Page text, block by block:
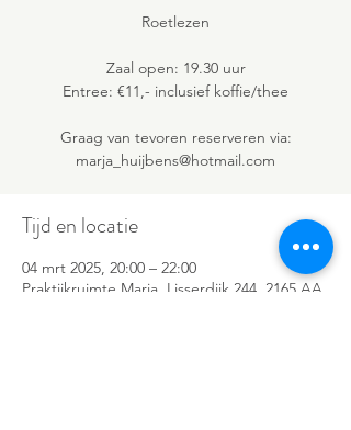
Roetlezen
Zaal open: 19.30 uur
Entree: €11,- inclusief koffie/thee
Graag van tevoren reserveren via:
marja_huijbens@hotmail.com
Tijd en locatie
04 mrt 2025, 20:00 – 22:00
Praktijkruimte Marja, Lisserdijk 244, 2165 AA